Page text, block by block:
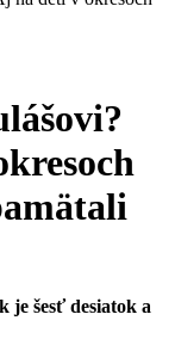
je šesť desiatok a